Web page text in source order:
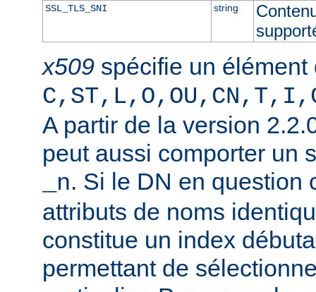
SSL_TLS_SNI string
x509 spécifie un
A partir de la version
peut aussi comporter un
_n. Si le DN en question
attributs de noms
constitue un index
permettant de